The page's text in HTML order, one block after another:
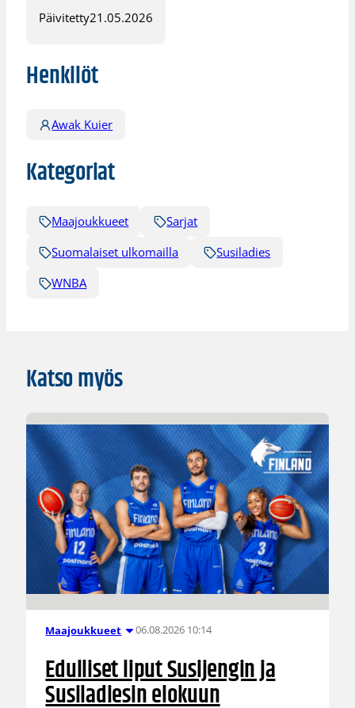
Päivitetty21.05.2026
Henkilöt
Awak Kuier
Kategoriat
Maajoukkueet
Sarjat
Suomalaiset ulkomailla
Susiladies
WNBA
Katso myös
Maajoukkueet 06.08.2026 10:14
Edulliset liput Susijengin ja
Susiladiesin elokuun